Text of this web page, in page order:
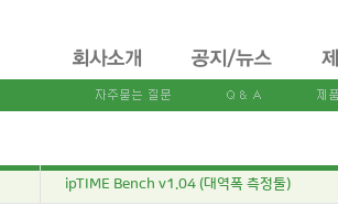
ipTIME Bench v1.04 (대역폭 측정툴)